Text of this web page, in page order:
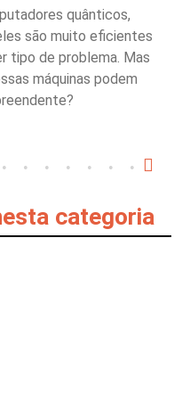
quânticos,
são muito eficientes
tipo de problema. Mas
máquinas podem
categoria